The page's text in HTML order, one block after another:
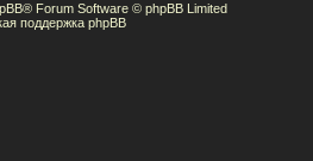
® Forum Software © phpBB Limited
поддержка phpBB